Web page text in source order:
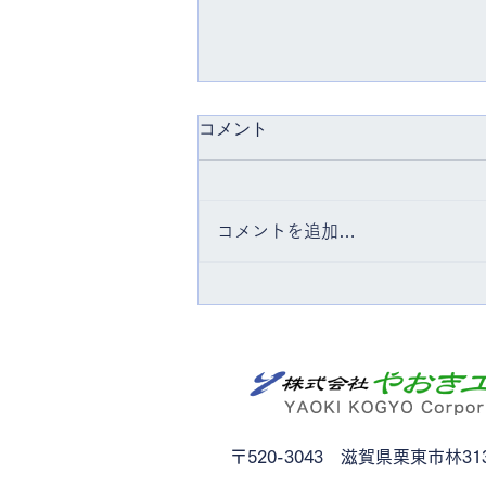
コメント
コメントを追加…
〒520-3043 滋賀県栗東市林